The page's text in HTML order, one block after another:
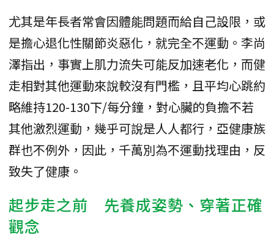
尤其是年長者常會因體能問題而給自己設限，或
是擔心退化性關節炎惡化，就完全不運動。李尚
澤指出，事實上肌力流失可能反加速老化，而健
走相對其他運動來說較沒有門檻，且平均心跳約
略維持120-130下/每分鐘，對心臟的負擔不若
其他激烈運動，幾乎可說是人人都行，亞健康族
群也不例外，因此，千萬別為不運動找理由，反
致失了健康。
起步走之前 先養成姿勢、穿著正確
觀念